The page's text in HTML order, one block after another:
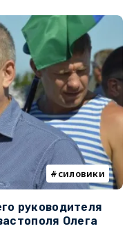
силовики
руководителя
Олега